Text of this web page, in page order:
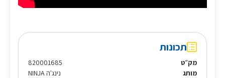
תכונות
מק״ט
820001685
מותג
נינג'ה NINJA